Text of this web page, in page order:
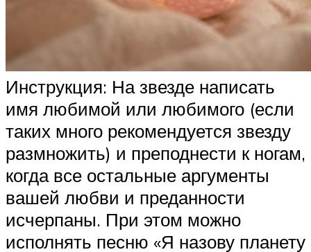
Инструкция: На звезде написать
имя любимой или любимого (если
таких много рекомендуется звезду
размножить) и преподнести к ногам,
когда все остальные аргументы
вашей любви и преданности
исчерпаны. При этом можно
исполнять песню «Я назову планету